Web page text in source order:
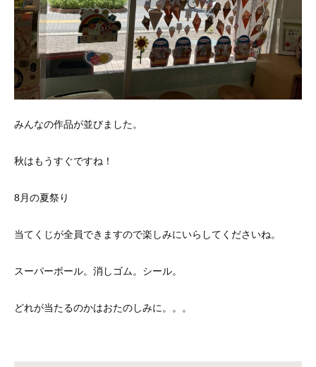
みんなの作品が並びました。
秋はもうすぐですね！
8月の夏祭り
当てくじが全員できますので楽しみにいらしてくださいね。
スーパーボール。消しゴム。シール。
どれが当たるのかはおたのしみに。。。